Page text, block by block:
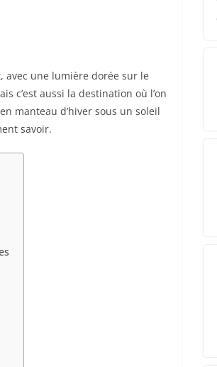
avec une lumière dorée sur le
c’est aussi la destination où l’on
manteau d’hiver sous un soleil
savoir.